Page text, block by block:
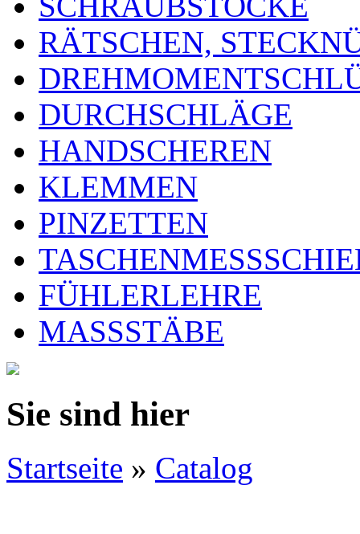
RÄTSCHEN,
DURCHSCHLÄGE
HANDSCHEREN
KLEMMEN
PINZETTEN
FÜHLERLEHRE
MASSSTÄBE
Sie sind hier
Startseite » Catalog